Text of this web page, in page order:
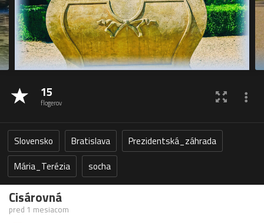
15
flogerov
Slovensko Bratislava
Prezidentská_záhrada
Mária_Terézia
socha
Cisárovná
pred 1 mesiacom